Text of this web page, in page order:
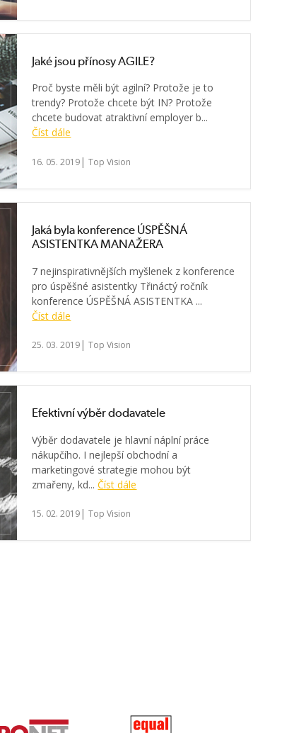
Jaké jsou přínosy AGILE?
Proč byste měli být agilní? Protože je to
trendy? Protože chcete být IN? Protože
chcete budovat atraktivní employer b...
Číst dále
16. 05. 2019 |Top Vision
Jaká byla konference ÚSPĚŠNÁ
ASISTENTKA MANAŽERA
7 nejinspirativnějších myšlenek z konference
pro úspěšné asistentky Třináctý ročník
konference ÚSPĚŠNÁ ASISTENTKA ...
Číst dále
25. 03. 2019 |Top Vision
Efektivní výběr dodavatele
Výběr dodavatele je hlavní náplní práce
nákupčího. I nejlepší obchodní a
marketingové strategie mohou být
zmařeny, kd...Číst dále
15. 02. 2019 |Top Vision